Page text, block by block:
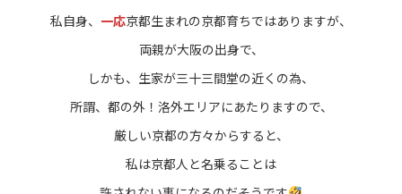
私自身、 一応京都生まれの京都育ちではありますが、
両親が大阪の出身で、
しかも、生家が三十三間堂の近くの為、
所謂、都の外！洛外エリアにあたりますので、
厳しい京都の方々からすると、
私は京都人と名乗ることは